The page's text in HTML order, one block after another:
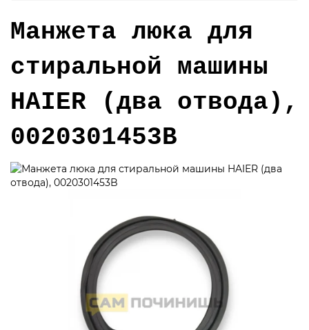
Манжета люка для
стиральной машины
HAIER (два отвода),
0020301453B